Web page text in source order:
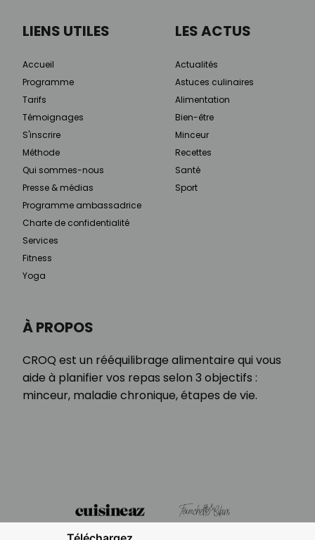
À PROPOS
CROQ est un rééquilibrage alimentaire qui vous
aide à planifier vos repas selon 3 objectifs :
minceur, maladie chronique, étapes de vie.
LIENS UTILES
Accueil
Programme
Tarifs
Témoignages
S'inscrire
Méthode
Qui sommes-nous
Presse & médias
Programme ambassadrice
Charte de confidentialité
Services
Fitness
Yoga
LES ACTUS
Actualités
Astuces culinaires
Alimentation
Bien-être
Minceur
Recettes
Santé
Sport